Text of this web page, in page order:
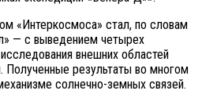
«Интеркосмоса» стал, по словам
— с выведением четырех
внешних областей
результаты во многом
солнечно-земных связей.